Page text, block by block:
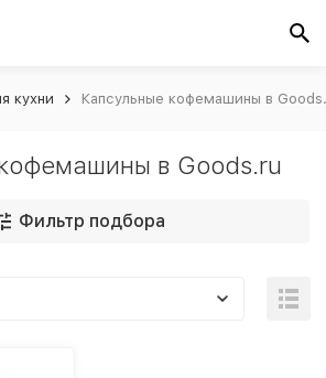
кухни Капсульные кофемашины в
в Goods.ru
Фильтр подбора